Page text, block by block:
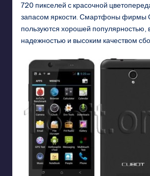
720 пикселей с красочной
запасом яркости. Смартфоны фирмы
пользуются хорошей популярностью,
надежностью и высоким качеством